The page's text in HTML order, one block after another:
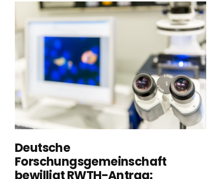
Deutsche
Forschungsgemeinschaft
bewilligt RWTH-Antrag: